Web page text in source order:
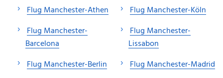
Flug Manchester-Athen
Flug Manchester-
Barcelona
Flug Manchester-Berlin
Flug Manchester-Köln
Flug Manchester-
Lissabon
Flug Manchester-Madrid